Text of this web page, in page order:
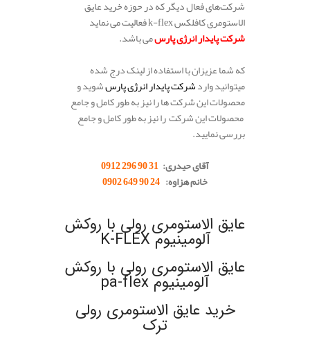
شرکت‌های فعال دیگر که در حوزه خرید عایق
الاستومری کافلکس k-flex فعالیت می نماید
شرکت پایدار انرژی پارسمی باشد.
که شما عزیزان با استفاده از لینک درج شده
میتوانید واردشرکت پایدار انرژی پارسشوید و
محصولات این شرکت ها را نیز به طور کامل و جامع
محصولات این شرکت را نیز به طور کامل و جامع
بررسی نمایید.
آقای حیدری: 31 90 296 0912
خانم هزاوه: 24 90 649 0902
عایق الاستومری رولی با روکش
آلومینیوم K-FLEX
عایق الاستومری رولی با روکش
آلومینیوم pa-flex
خرید عایق الاستومری رولی
ترک